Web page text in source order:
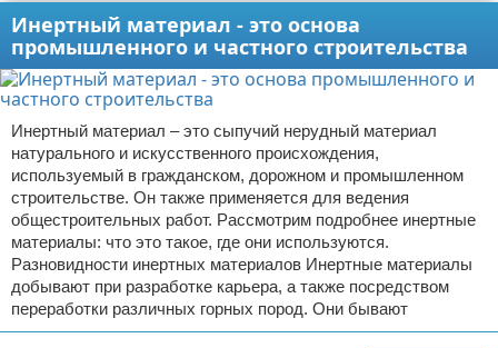
Инертный материал - это основа
промышленного и частного строительства
Инертный материал – это сыпучий нерудный материал
натурального и искусственного происхождения,
используемый в гражданском, дорожном и промышленном
строительстве. Он также применяется для ведения
общестроительных работ. Рассмотрим подробнее инертные
материалы: что это такое, где они используются.
Разновидности инертных материалов Инертные материалы
добывают при разработке карьера, а также посредством
переработки различных горных пород. Они бывают